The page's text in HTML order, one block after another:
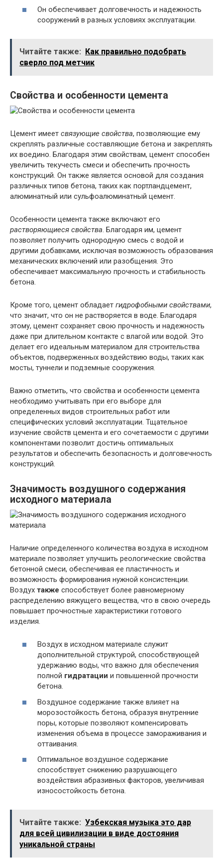
Он обеспечивает долговечность и надежность
сооружений в разных условиях эксплуатации.
Читайте также: Как правильно подобрать
сверло под метчик
Свойства и особенности цемента
Цемент имеет связующие свойства, позволяющие ему
скреплять различные составляющие бетона и закреплять
их воедино. Благодаря этим свойствам, цемент способен
увеличить текучесть смеси и обеспечить прочность
конструкций. Он также является основой для создания
различных типов бетона, таких как портландцемент,
алюминатный или сульфоалюминатный цемент.
Особенности цемента также включают его
растворяющиеся свойства. Благодаря им, цемент
позволяет получить однородную смесь с водой и
другими добавками, исключая возможность образования
механических включений или разобщения. Это
обеспечивает максимальную прочность и стабильность
бетона.
Кроме того, цемент обладает гидрофобными свойствами,
что значит, что он не растворяется в воде. Благодаря
этому, цемент сохраняет свою прочность и надежность
даже при длительном контакте с влагой или водой. Это
делает его идеальным материалом для строительства
объектов, подверженных воздействию воды, таких как
мосты, туннели и подземные сооружения.
Важно отметить, что свойства и особенности цемента
необходимо учитывать при его выборе для
определенных видов строительных работ или
специфических условий эксплуатации. Тщательное
изучение свойств цемента и его сочетаемости с другими
компонентами позволит достичь оптимальных
результатов и обеспечить безопасность и долговечность
конструкций.
Значимость воздушного содержания
исходного материала
Наличие определенного количества воздуха в исходном
материале позволяет улучшить реологические свойства
бетонной смеси, обеспечивая ее пластичность и
возможность формирования нужной консистенции.
Воздух также способствует более равномерному
распределению вяжущего вещества, что в свою очередь
повышает прочностные характеристики готового
изделия.
Воздух в исходном материале служит
дополнительной структурой, способствующей
удержанию воды, что важно для обеспечения
полной гидратации и повышенной прочности
бетона.
Воздушное содержание также влияет на
морозостойкость бетона, образуя внутренние
поры, которые позволяют компенсировать
изменения объема в процессе замораживания и
оттаивания.
Оптимальное воздушное содержание
способствует снижению разрушающего
воздействия абразивных факторов, увеличивая
износостойкость бетона.
Читайте также: Узбекская музыка это дар
для всей цивилизации в виде достояния
уникальной страны